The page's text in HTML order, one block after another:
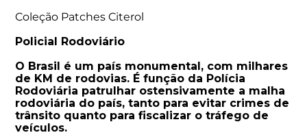
Coleção Patches Citerol
Policial Rodoviário
O Brasil é um país monumental, com milhares
de KM de rodovias. É função da Polícia
Rodoviária patrulhar ostensivamente a malha
rodoviária do país, tanto para evitar crimes de
trânsito quanto para fiscalizar o tráfego de
veículos.